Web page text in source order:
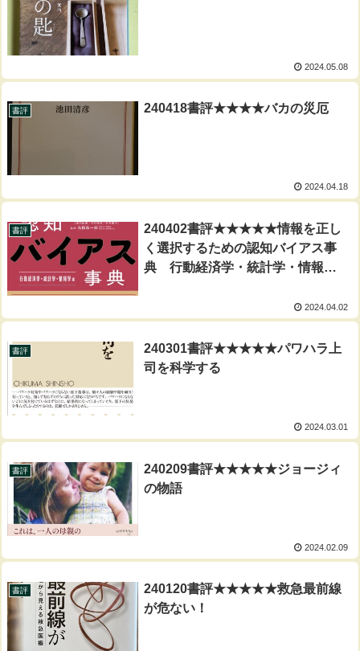
2024.05.08
書評 240418書評★★★★バカの災厄
2024.04.18
書評
240402書評★★★★★情報を正し
く選択するための認知バイアス事
典 行動経済学・統計学・情報学
2024.04.02
書評
240301書評★★★★★パワハラ上
司を科学する
2024.03.01
書評
240209書評★★★★★ジョージィ
の物語
2024.02.09
書評
240120書評★★★★★救急最前線
が危ない！